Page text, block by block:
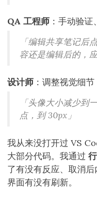
QA 工程师 ：手动验
「编辑共享笔记后
容还是编辑后的，
设计师 ：调整视觉细节
「头像大小减少
点，到 30px」
我从来没打开过 VS
大部分代码。我通过
了有没有反应、取消
界面有没有刷新。